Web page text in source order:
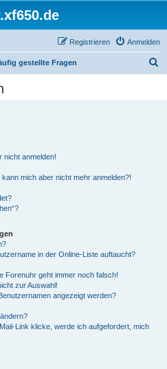
Anmelden
Registrieren
gestellte Fragen
nicht anmelden!
mich aber nicht mehr anmelden?!
in der Online-Liste auftaucht?
Forenuhr geht immer noch falsch!
zur Auswahl!
angezeigt werden?
Link klicke, werde ich aufgefordert, mich